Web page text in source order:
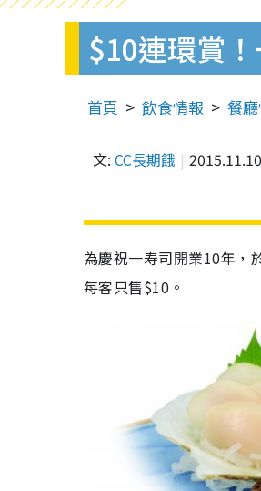
$10連環賞
首頁 飲食情報 餐
文: CC長期餓 2015.11.10
為慶祝一寿司開業10年，
每客只售$10。